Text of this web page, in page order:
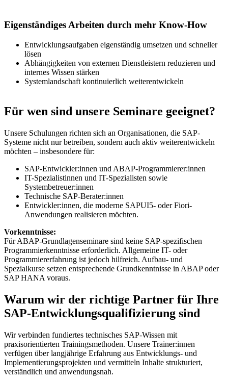
Eigenständiges Arbeiten durch mehr Know-How
Entwicklungsaufgaben eigenständig umsetzen und schneller
lösen
Abhängigkeiten von externen Dienstleistern reduzieren und
internes Wissen stärken
Systemlandschaft kontinuierlich weiterentwickeln
Für wen sind unsere Seminare geeignet?
Unsere Schulungen richten sich an Organisationen, die SAP-
Systeme nicht nur betreiben, sondern auch aktiv weiterentwickeln
möchten – insbesondere für:
SAP-Entwickler:innen und ABAP-Programmierer:innen
IT-Spezialistinnen und IT-Spezialisten sowie
Systembetreuer:innen
Technische SAP-Berater:innen
Entwickler:innen, die moderne SAPUI5- oder Fiori-
Anwendungen realisieren möchten.
Vorkenntnisse:
Für ABAP-Grundlagenseminare sind keine SAP-spezifischen
Programmierkenntnisse erforderlich. Allgemeine IT- oder
Programmiererfahrung ist jedoch hilfreich. Aufbau- und
Spezialkurse setzen entsprechende Grundkenntnisse in ABAP oder
SAP HANA voraus.
Warum wir der richtige Partner für Ihre
SAP-Entwicklungsqualifizierung sind
Wir verbinden fundiertes technisches SAP-Wissen mit
praxisorientierten Trainingsmethoden. Unsere Trainer:innen
verfügen über langjährige Erfahrung aus Entwicklungs- und
Implementierungsprojekten und vermitteln Inhalte strukturiert,
verständlich und anwendungsnah.